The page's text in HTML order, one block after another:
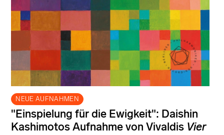
NEUE AUFNAHMEN
"Einspielung für die Ewigkeit": Daishin
Kashimotos Aufnahme von Vivaldis Vier